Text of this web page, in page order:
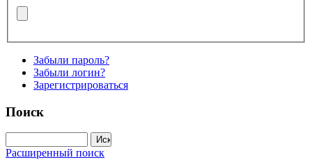
Забыли пароль?
Забыли логин?
Зарегистрироваться
Поиск
Расширенный поиск